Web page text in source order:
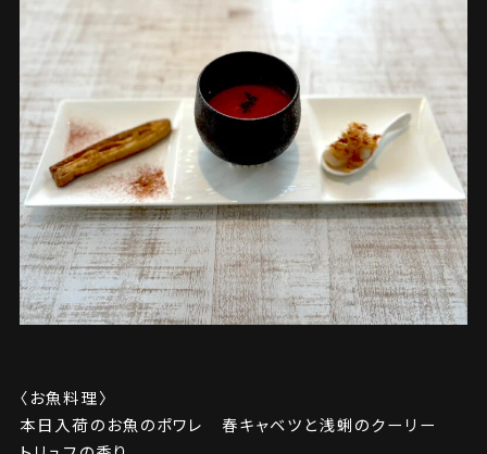
〈お魚料理〉
本日入荷のお魚のポワレ 春キャベツと浅蜊のクーリー